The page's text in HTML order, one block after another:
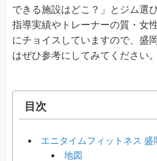
できる施設はどこ？」とジム選
指導実績やトレーナーの質・女
にチョイスしていますので、盛
はぜひ参考にしてみてください。
目次
エニタイムフィットネス 盛
地図